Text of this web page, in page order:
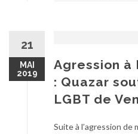
21
MAI
2019
Agression à
: Quazar
LGBT de
Suite à l’agression de